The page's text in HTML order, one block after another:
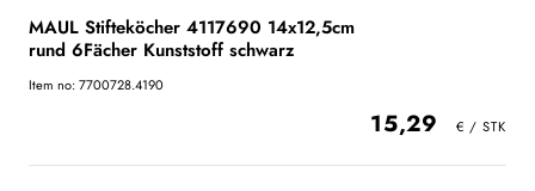
MAUL Stifteköcher 4117690 14x12,5cm
rund 6Fächer Kunststoff schwarz
Item no: 7700728.4190
15,29